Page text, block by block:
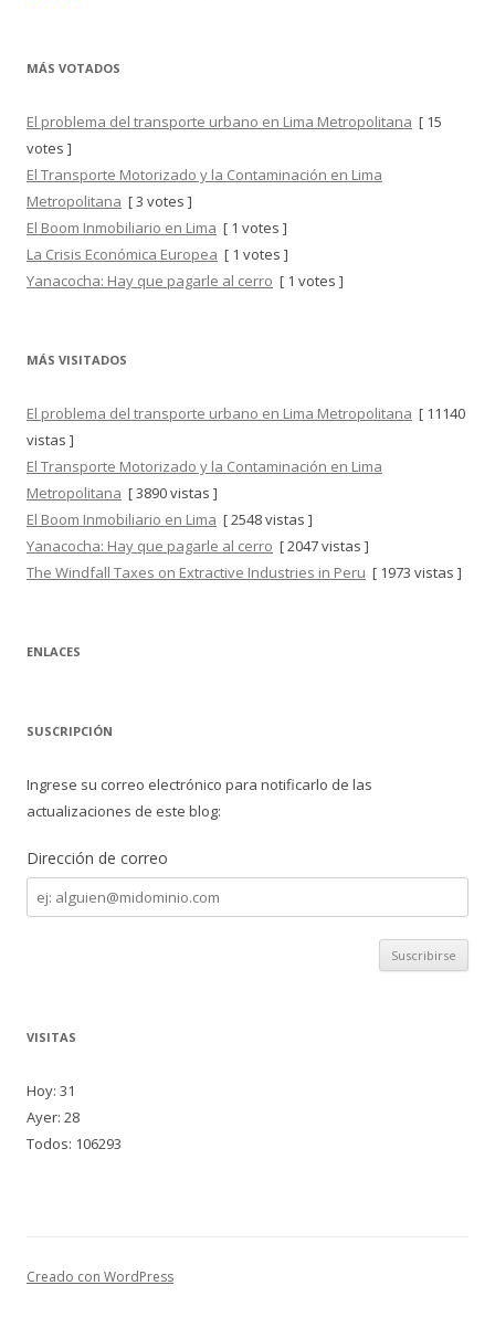
MÁS VOTADOS
El problema del transporte urbano en Lima Metropolitana [ 15
votes ]
El Transporte Motorizado y la Contaminación en Lima
Metropolitana [ 3 votes ]
El Boom Inmobiliario en Lima [ 1 votes ]
La Crisis Económica Europea [ 1 votes ]
Yanacocha: Hay que pagarle al cerro [ 1 votes ]
MÁS VISITADOS
El problema del transporte urbano en Lima Metropolitana [ 11140
vistas ]
El Transporte Motorizado y la Contaminación en Lima
Metropolitana [ 3890 vistas ]
El Boom Inmobiliario en Lima [ 2548 vistas ]
Yanacocha: Hay que pagarle al cerro [ 2047 vistas ]
The Windfall Taxes on Extractive Industries in Peru [ 1973 vistas ]
ENLACES
SUSCRIPCIÓN
Ingrese su correo electrónico para notificarlo de las
actualizaciones de este blog:
Dirección de correo
Dirección
de
correo
VISITAS
Hoy: 31
Ayer: 28
Todos: 106293
Creado con WordPress